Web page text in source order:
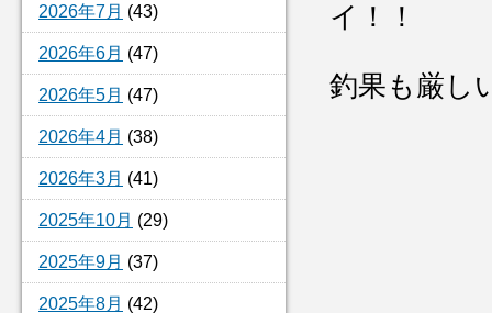
2026年7月 (43)
2026年6月 (47)
2026年5月 (47)
2026年4月 (38)
2026年3月 (41)
2025年10月 (29)
2025年9月 (37)
2025年8月 (42)
イ！！
釣果も厳し